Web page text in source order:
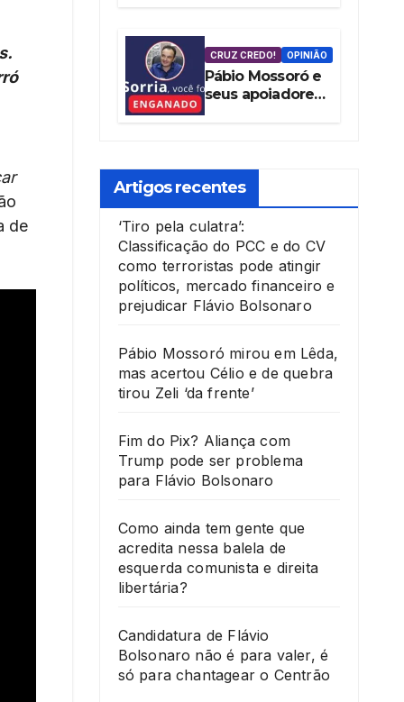
de
blindar Mossoró
contra as
denúncias da
vereadora
Cláudia Aguiar
CRUZ CREDO! OPINIÃO
Pábio Mossoró e
seus apoiadores
mentem ao
‘Pacote de
Maldades’
Artigos recentes
‘Tiro pela culatra’:
Classificação do PCC e do CV
como terroristas pode atingir
políticos, mercado financeiro e
prejudicar Flávio Bolsonaro
Pábio Mossoró mirou em Lêda,
mas acertou Célio e de quebra
tirou Zeli ‘da frente’
Fim do Pix? Aliança com
Trump pode ser problema
para Flávio Bolsonaro
Como ainda tem gente que
acredita nessa balela de
esquerda comunista e direita
libertária?
Candidatura de Flávio
Bolsonaro não é para valer, é
só para chantagear o Centrão